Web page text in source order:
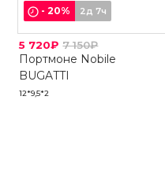
-20% 2д 7ч
5 720₽ 7 150₽
Портмоне Nobile
BUGATTI
12*9,5*2